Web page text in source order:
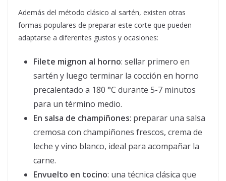
Además del método clásico al sartén, existen otras
formas populares de preparar este corte que pueden
adaptarse a diferentes gustos y ocasiones:
Filete mignon al horno: sellar primero en
sartén y luego terminar la cocción en horno
precalentado a 180 °C durante 5-7 minutos
para un término medio.
En salsa de champiñones: preparar una salsa
cremosa con champiñones frescos, crema de
leche y vino blanco, ideal para acompañar la
carne.
Envuelto en tocino: una técnica clásica que